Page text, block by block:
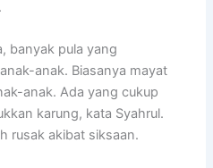
banyak pula yang
anak. Biasanya mayat
anak. Ada yang cukup
karung, kata Syahrul.
rusak akibat siksaan.